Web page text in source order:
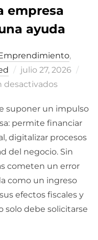
empresa
ayuda
,
Publicado
el
julio 27, 2026
desactivados
suponer un impulso
permite financiar
digitalizar procesos
del negocio. Sin
cometen un error
como un ingreso
efectos fiscales y
solo debe solicitarse